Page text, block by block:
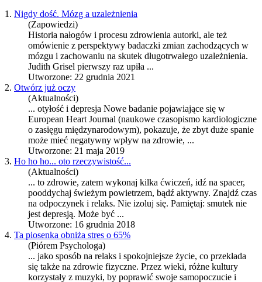
1. Nigdy dość. Mózg a uzależnienia
(Zapowiedzi)
Historia nałogów i procesu zdrowienia autorki, ale też
omówienie z perspektywy badaczki zmian zachodzących w
mózgu i zachowaniu na skutek długotrwałego uzależnienia.
Judith Grisel pierwszy raz upiła ...
Utworzone: 22 grudnia 2021
2. Otwórz już oczy
(Aktualności)
... otyłość i depresja Nowe badanie pojawiające się w
European Heart Journal (naukowe czasopismo kardiologiczne
o zasięgu międzynarodowym), pokazuje, że zbyt duże spanie
może mieć negatywny wpływ na zdrowie, ...
Utworzone: 21 maja 2019
3. Ho ho ho... oto rzeczywistość...
(Aktualności)
... to zdrowie, zatem wykonaj kilka ćwiczeń, idź na spacer,
pooddychaj świeżym powietrzem, bądź aktywny. Znajdź czas
na odpoczynek i relaks. Nie izoluj się. Pamiętaj: smutek nie
jest depresją. Może być ...
Utworzone: 16 grudnia 2018
4. Ta piosenka obniża stres o 65%
(Piórem Psychologa)
... jako sposób na relaks i spokojniejsze życie, co przekłada
się także na zdrowie fizyczne. Przez wieki, różne kultury
korzystały z muzyki, by poprawić swoje samopoczucie i